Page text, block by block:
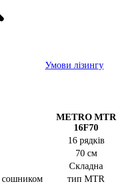
Умови лізингу
METRO MTR
16F70
16 рядків
70 см
Cкладна
сошником
тип MTR